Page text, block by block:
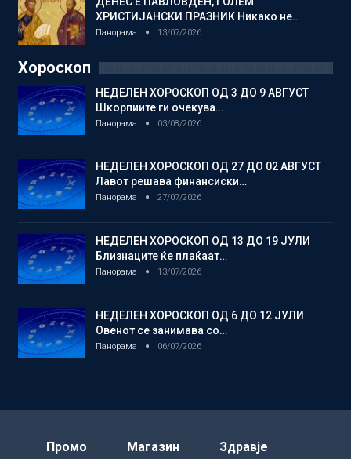
ХРИСТИЈАНСКИ ПРАЗНИК Никако не…
Панорама 13/07/2026
Хороскоп
НЕДЕЛЕН ХОРОСКОП ОД 3 ДО 9 АВГУСТ
Шкорпиите ги очекува…
Панорама 03/08/2026
НЕДЕЛЕН ХОРОСКОП ОД 27 ДО 02 АВГУСТ
Лавот решава финансиски…
Панорама 27/07/2026
НЕДЕЛЕН ХОРОСКОП ОД 13 ДО 19 ЈУЛИ
Близнаците ќе плаќаат…
Панорама 13/07/2026
НЕДЕЛЕН ХОРОСКОП ОД 6 ДО 12 ЈУЛИ
Овенот се занимава со…
Панорама 06/07/2026
Промо Магазин Здравје